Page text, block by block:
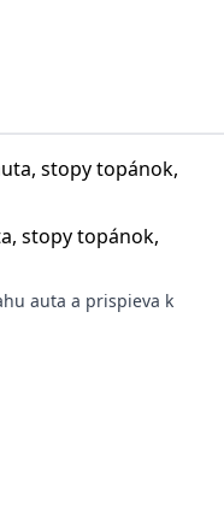
stopy topánok,
auta a prispieva k